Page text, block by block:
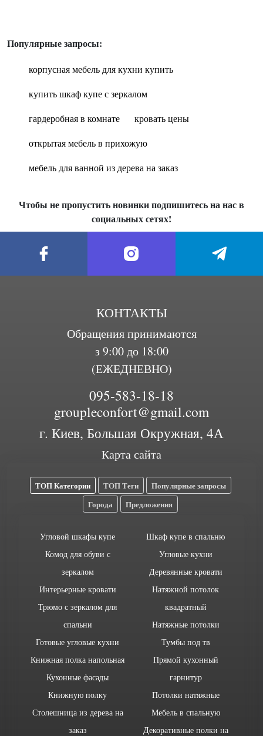
Популярные запросы:
корпусная мебель для кухни купить
купить шкаф купе с зеркалом
гардеробная в комнате
кровать цены
открытая мебель в прихожую
мебель для ванной из дерева на заказ
Чтобы не пропустить новинки подпишитесь на нас в
социальных сетях!
КОНТАКТЫ
Обращения принимаются
з 9:00 до 18:00
(ЕЖЕДНЕВНО)
095-583-18-18
groupleconfort@gmail.com
г. Киев, Большая Окружная, 4А
Карта сайта
ТОП Категории ТОП Теги
Популярные запросы
Города
Предложения
Угловой шкафы купе
Комод для обуви с
зеркалом
Интерьерные кровати
Трюмо с зеркалом для
спальни
Готовые угловые кухни
Книжная полка напольная
Кухонные фасады
Книжную полку
Шкаф купе в спальню
Угловые кухни
Деревянные кровати
Натяжной потолок
квадратный
Натяжные потолки
Тумбы под тв
Прямой кухонный
гарнитур
Потолки натяжные
Столешница из дерева на
заказ
Мебель в спальную
Декоративные полки на